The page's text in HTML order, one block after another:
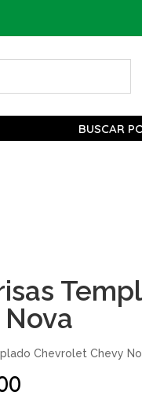
BUSCAR
Chevrolet Chevy